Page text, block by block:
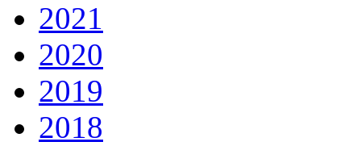
2021
2020
2019
2018